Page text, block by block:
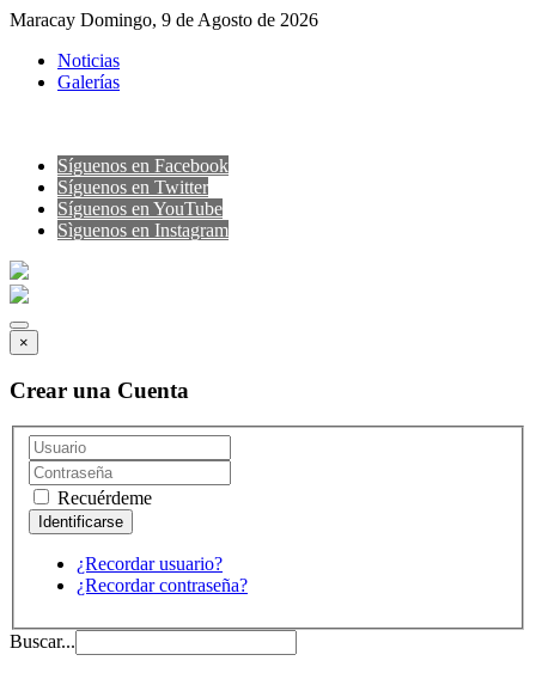
Maracay Domingo, 9 de Agosto de 2026
Noticias
Galerías
Síguenos en Facebook
Síguenos en Twitter
Síguenos en YouTube
Sìguenos en Instagram
×
Crear una Cuenta
Recuérdeme
¿Recordar usuario?
¿Recordar contraseña?
Buscar...